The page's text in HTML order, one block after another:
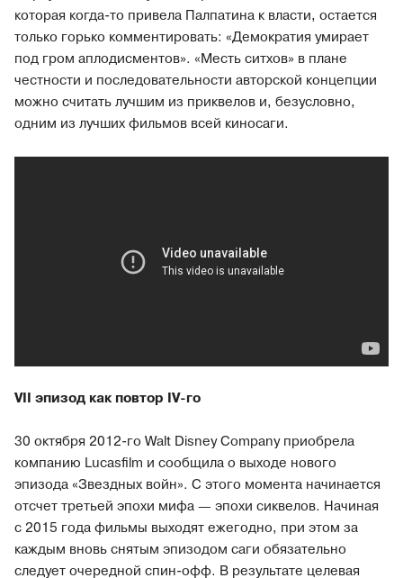
которая когда-то привела Палпатина к власти, остается
только горько комментировать: «Демократия умирает
под гром аплодисментов». «Месть ситхов» в плане
честности и последовательности авторской концепции
можно считать лучшим из приквелов и, безусловно,
одним из лучших фильмов всей киносаги.
VII эпизод как повтор IV-го
30 октября 2012-го Walt Disney Company приобрела
компанию Lucasfilm и сообщила о выходе нового
эпизода «Звездных войн». С этого момента начинается
отсчет третьей эпохи мифа — эпохи сиквелов. Начиная
с 2015 года фильмы выходят ежегодно, при этом за
каждым вновь снятым эпизодом саги обязательно
следует очередной спин-офф. В результате целевая